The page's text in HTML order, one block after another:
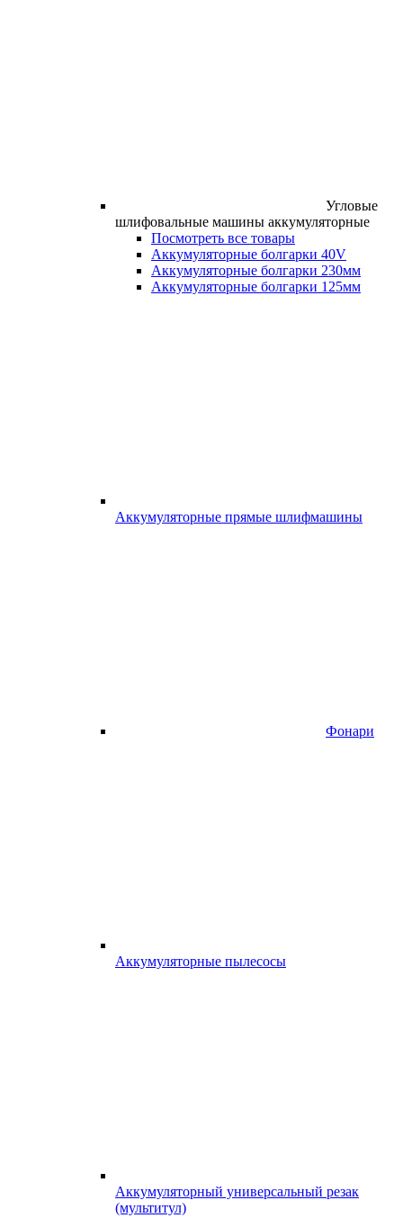
Угловые
шлифовальные машины аккумуляторные
Посмотреть все товары
Аккумуляторные болгарки 40V
Аккумуляторные болгарки 230мм
Аккумуляторные болгарки 125мм
Аккумуляторные прямые шлифмашины
Фонари
Аккумуляторные пылесосы
Аккумуляторный универсальный резак
(мультитул)